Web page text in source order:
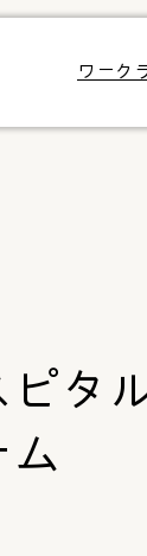
ワーク
ピタ
ム